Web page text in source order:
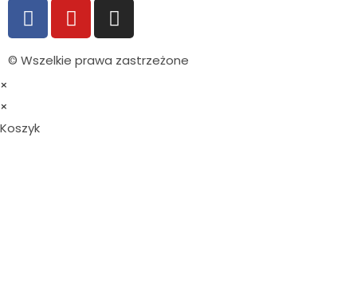
© Wszelkie prawa zastrzeżone
×
×
Koszyk